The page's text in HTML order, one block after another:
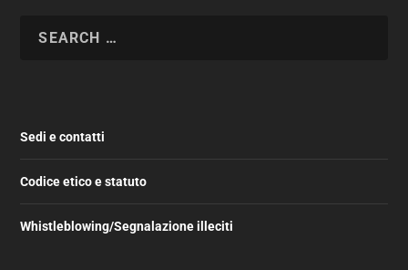
Sedi e contatti
Codice etico e statuto
Whistleblowing/Segnalazione illeciti